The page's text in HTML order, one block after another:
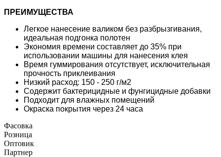
ПРЕИМУЩЕСТВА
Легкое нанесение валиком без разбрызгивания,
идеальная подгонка полотен
Экономия времени составляет до 35% при
использовании машины для нанесения клея
Время гуммирования отсутствует, исключительная
прочность приклеивания
Низкий расход: 150 - 250 г/м2
Содержит бактерицидные и фунгицидные добавки
Подходит для влажных помещений
Окраска покрытия через 24 часа
Фасовка
Розница
Оптовик
Партнер